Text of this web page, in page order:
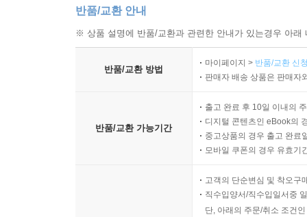
반품/교환 안내
※ 상품 설명에 반품/교환과 관련한 안내가 있는경우 아
반품/교환 방법
마이페이지 > 반품/교환 신
판매자 배송 상품은 판매자
반품/교환 가능기간
출고 완료 후 10일 이내의
디지털 콘텐츠인 eBook의
중고상품의 경우 출고 완료
모바일 쿠폰의 경우 유효기
고객의 단순변심 및 착오구
직수입양서/직수입일서중
단, 아래의 주문/취소 조건